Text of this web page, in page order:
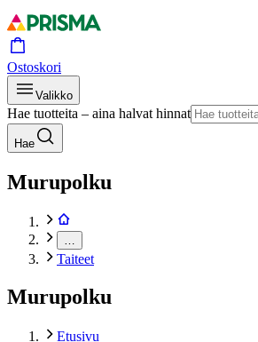
Ostoskori
Valikko
Hae tuotteita – aina halvat hinnat
Hae
Murupolku
Taiteet
Murupolku
Etusivu